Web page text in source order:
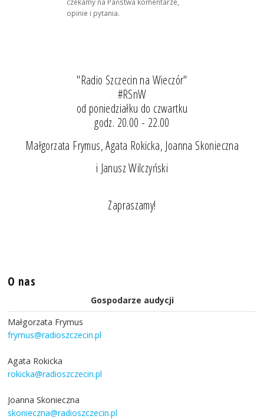
opinie i pytania.
"Radio Szczecin na Wieczór"
#RSnW
od poniedziałku do czwartku
godz. 20.00 - 22.00
Małgorzata Frymus, Agata Rokicka, Joanna Skonieczna
i Janusz Wilczyński
Zapraszamy!
O nas
Gospodarze audycji
Małgorzata Frymus
frymus@radioszczecin.pl
Agata Rokicka
rokicka@radioszczecin.pl
Joanna Skonieczna
skonieczna@radioszczecin.pl